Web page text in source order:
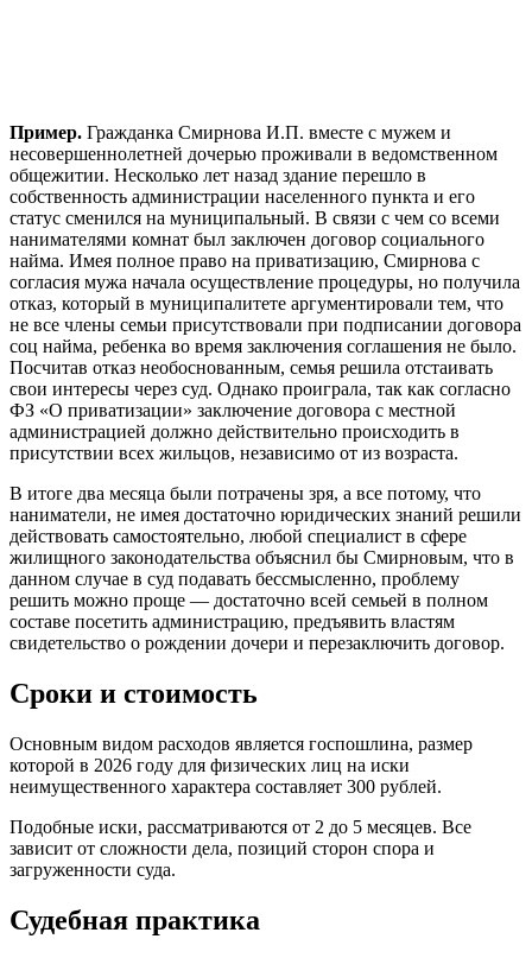
Пример. Гражданка Смирнова И.П. вместе с мужем и
несовершеннолетней дочерью проживали в ведомственном
общежитии. Несколько лет назад здание перешло в
собственность администрации населенного пункта и его
статус сменился на муниципальный. В связи с чем со всеми
нанимателями комнат был заключен договор социального
найма. Имея полное право на приватизацию, Смирнова с
согласия мужа начала осуществление процедуры, но получила
отказ, который в муниципалитете аргументировали тем, что
не все члены семьи присутствовали при подписании договора
соц найма, ребенка во время заключения соглашения не было.
Посчитав отказ необоснованным, семья решила отстаивать
свои интересы через суд. Однако проиграла, так как согласно
ФЗ «О приватизации» заключение договора с местной
администрацией должно действительно происходить в
присутствии всех жильцов, независимо от из возраста.
В итоге два месяца были потрачены зря, а все потому, что
наниматели, не имея достаточно юридических знаний решили
действовать самостоятельно, любой специалист в сфере
жилищного законодательства объяснил бы Смирновым, что в
данном случае в суд подавать бессмысленно, проблему
решить можно проще — достаточно всей семьей в полном
составе посетить администрацию, предъявить властям
свидетельство о рождении дочери и перезаключить договор.
Сроки и стоимость
Основным видом расходов является госпошлина, размер
которой в 2026 году для физических лиц на иски
неимущественного характера составляет 300 рублей.
Подобные иски, рассматриваются от 2 до 5 месяцев. Все
зависит от сложности дела, позиций сторон спора и
загруженности суда.
Судебная практика